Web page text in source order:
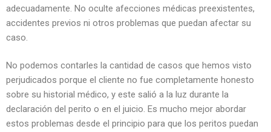
adecuadamente. No oculte afecciones médicas preexistentes,
accidentes previos ni otros problemas que puedan afectar su
caso.
No podemos contarles la cantidad de casos que hemos visto
perjudicados porque el cliente no fue completamente honesto
sobre su historial médico, y este salió a la luz durante la
declaración del perito o en el juicio. Es mucho mejor abordar
estos problemas desde el principio para que los peritos puedan